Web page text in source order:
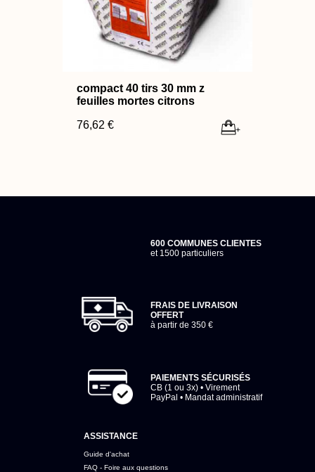
compact 40 tirs 30 mm z
feuilles mortes citrons
76,62 €
+
600 COMMUNES CLIENTES
et 1500 particuliers
FRAIS DE LIVRAISON
OFFERT
à partir de 350 €
PAIEMENTS SÉCURISÉS
CB (1 ou 3x) • Virement
PayPal • Mandat administratif
ASSISTANCE
Guide d'achat
FAQ - Foire aux questions